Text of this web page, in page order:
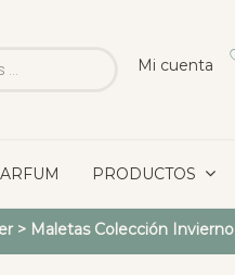
Mi cuenta
PRODUCTOS
> Maletas Colección Invierno